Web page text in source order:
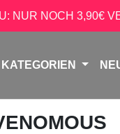
NUR NOCH 3,90€
KATEGORIEN